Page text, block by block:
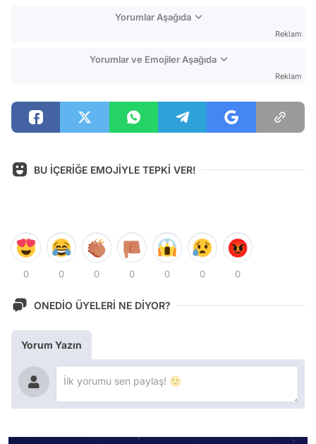
Yorumlar Aşağıda
Reklam
Yorumlar ve Emojiler Aşağıda
Reklam
BU İÇERİĞE EMOJİYLE TEPKİ VER!
0 0 0 0 0 0 0
ONEDİO ÜYELERİ NE DİYOR?
Yorum Yazın